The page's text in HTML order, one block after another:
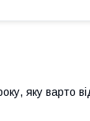
яку варто